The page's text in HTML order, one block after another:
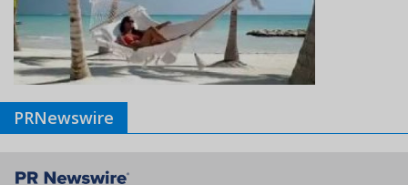
PRNewswire